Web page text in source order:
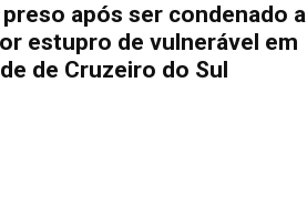
após ser condenado a
estupro de vulnerável em
de Cruzeiro do Sul